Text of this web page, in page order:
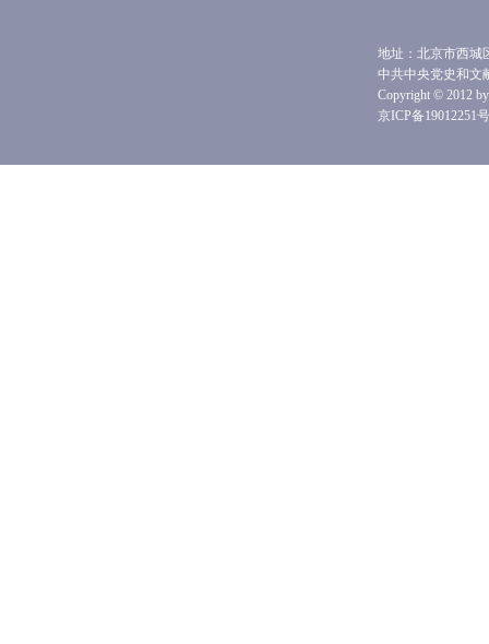
地址：北京市西城
中共中央党史和文
Copyright © 2012
京ICP备19012251